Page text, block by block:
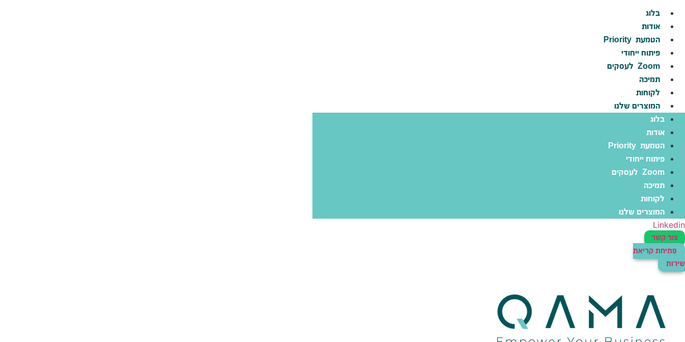
לתוכן
בלוג
אודות
הטמעת Priority
פיתוח ייחודי
Zoom לעסקים
תמיכה
לקוחות
המוצרים שלנו
בלוג
אודות
הטמעת Priority
פיתוח ייחודי
Zoom לעסקים
תמיכה
לקוחות
המוצרים שלנו
Linkedin
צור קשר
פתיחת קריאת
שירות